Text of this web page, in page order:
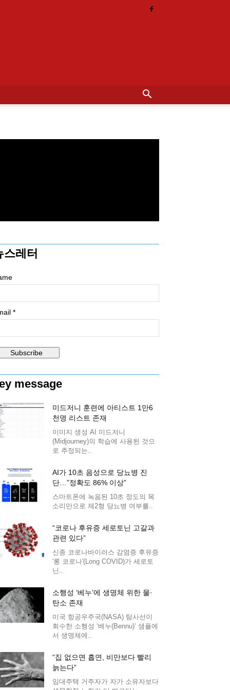
스레터
*
message
미드저니 훈련에 아티스트 1만6
천명 리스트 존재
이미지 생성 AI 미드저니
(Midjourney)의 학습에 사용된 것으
로 추정되는..
AI가 10초 음성으로 당뇨병 진
단…”정확도 86% 이상”
스마트폰에 녹음된 10초 정도의 목
소리만으로 제2형 당뇨병 여부를..
“코로나 후유증 세로토닌 고갈과
관련 있다”
신종 코로나바이러스 감염증 후유증
'롱 코로나'(Long COVID)가 세로토
닌..
소행성 ‘베누’에 생명체 위한 물·
탄소 존재
미국 항공우주국(NASA) 탐사선이
회수한 소행성 ‘베누(Bennu)’ 샘플에
서 생명체에..
“집 없으면 흡연, 비만보다 빨리
늙는다”
임대주택 거주자가 자가 소유자보다